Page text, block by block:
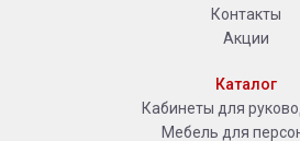
Контакты
Акции
Каталог
Кабинеты для
Мебель для